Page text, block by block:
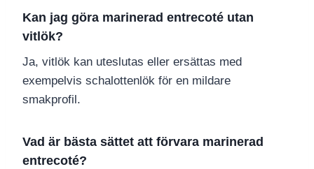
Kan jag göra marinerad entrecoté utan
vitlök?
Ja, vitlök kan uteslutas eller ersättas med
exempelvis schalottenlök för en mildare
smakprofil.
Vad är bästa sättet att förvara marinerad
entrecoté?